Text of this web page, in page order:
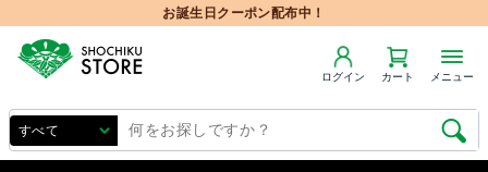
お誕生日クーポン配布中！
ログイン カート メニュー